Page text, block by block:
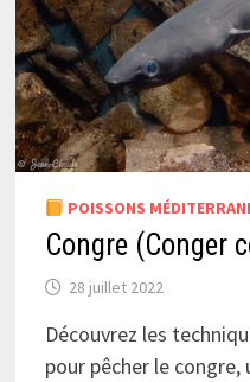
POISSONS
Congre (Conger
28 juillet 2022
Découvrez les
pour pêcher le